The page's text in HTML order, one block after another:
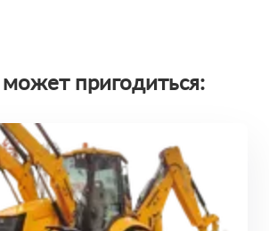
пригодиться: